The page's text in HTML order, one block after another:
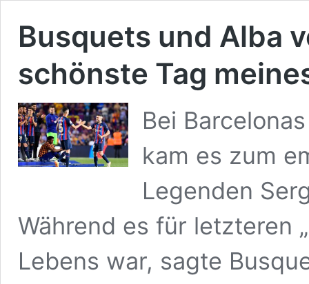
Busquets und Alba
schönste Tag
Bei
kam es zum
Legenden
Während es für letzteren
Lebens war, sagte